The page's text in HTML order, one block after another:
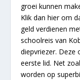
groei kunnen
Klik dan hier om
geld verdienen
schoolreis van
diepvriezer.
eerste lid. Net
worden op